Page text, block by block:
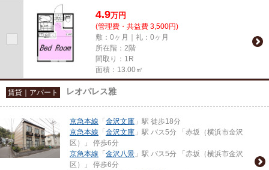
4.9万円
(管理費・共益費 3,500円)
敷：0ヶ月｜礼：0ヶ月
所在階：2階
間取り：1R
面積：13.00㎡
賃貸｜アパート レオパレス雅
京急本線 「 金沢文庫 」駅 徒歩18分
京急本線 「 金沢文庫 」駅 バス5分 「赤坂（横浜市金沢
区）」 停歩6分
京急本線 「 金沢八景 」駅 バス5分 「赤坂（横浜市金沢
区）」 停歩6分